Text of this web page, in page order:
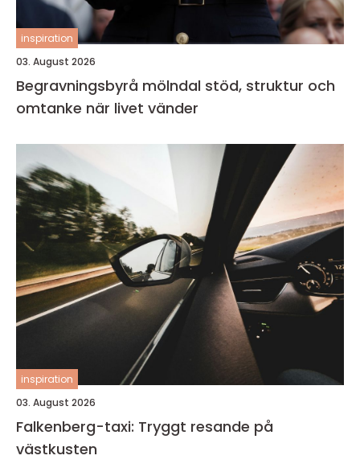
inspiration
03. August 2026
Begravningsbyrå mölndal stöd, struktur och
omtanke när livet vänder
inspiration
03. August 2026
Falkenberg-taxi: Tryggt resande på
västkusten